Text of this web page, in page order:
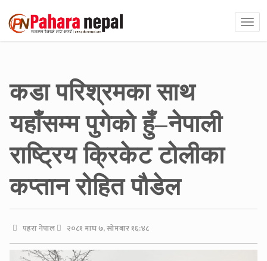
कडा परिश्रमका साथ
यहाँसम्म पुगेको हुँ–नेपाली
राष्ट्रिय क्रिकेट टोलीका
कप्तान रोहित पौडेल
पहरा नेपाल २०८१ माघ ७, सोमबार १६:४८